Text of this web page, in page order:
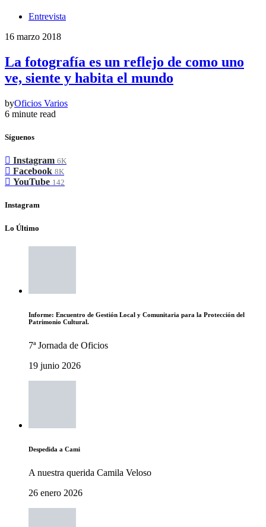
Entrevista
16 marzo 2018
La fotografía es un reflejo de como uno
ve, siente y habita el mundo
byOficios Varios
6 minute read
Síguenos
Instagram 6K
Facebook 8K
YouTube 142
Instagram
Lo Último
Informe: Encuentro de Gestión Local y Comunitaria para la Protección del
Patrimonio Cultural.
7ª Jornada de Oficios
19 junio 2026
Despedida a Cami
A nuestra querida Camila Veloso
26 enero 2026